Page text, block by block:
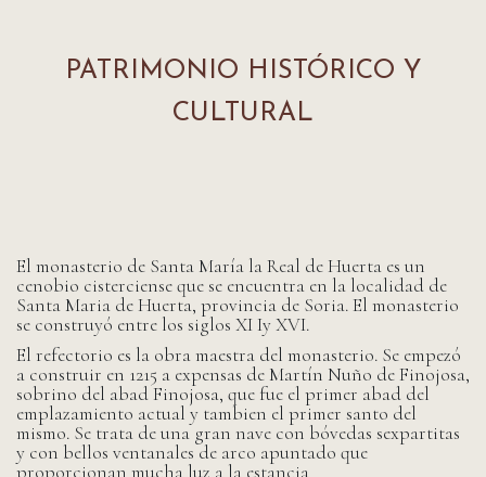
PATRIMONIO HISTÓRICO Y
CULTURAL
El monasterio de Santa María la Real de Huerta es un
cenobio cisterciense que se encuentra en la localidad de
Santa Maria de Huerta, provincia de Soria. El monasterio
se construyó entre los siglos XI Iy XVI.
El refectorio es la obra maestra del monasterio. Se empezó
a construir en 1215 a expensas de Martín Nuño de Finojosa,
sobrino del abad Finojosa, que fue el primer abad del
emplazamiento actual y tambien el primer santo del
mismo. Se trata de una gran nave con bóvedas sexpartitas
y con bellos ventanales de arco apuntado que
proporcionan mucha luz a la estancia